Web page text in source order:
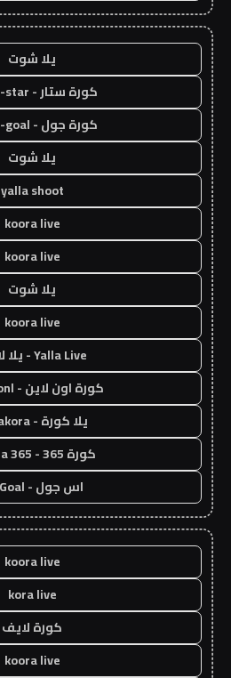
يلا شوت
كورة ستار - koora-star
كورة جول - koora-goal
يلا شوت
yalla shoot
koora live
koora live
يلا شوت
koora live
Yalla Live - يلا لايف
كورة اون لاين - koora onl
يلا كورة - yallakora
كورة 365 - kooora 365
اس جول - AS Goal
koora live
kora live
كورة لايف
koora live